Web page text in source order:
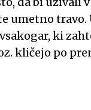
umetno travo.
ki
kličejo po